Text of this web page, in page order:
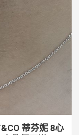
蒂芬妮 8心